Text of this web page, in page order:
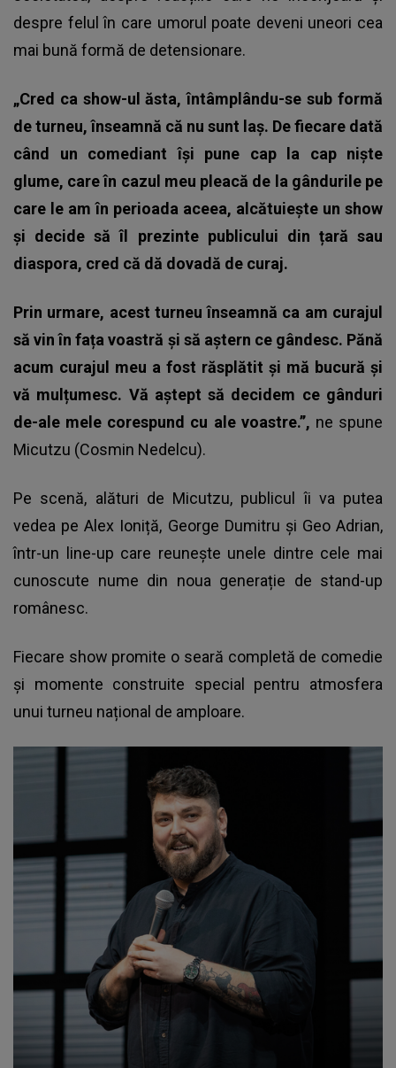
despre felul în care umorul poate deveni uneori cea
mai bună formă de detensionare.
„Cred ca show-ul ăsta, întâmplându-se sub formă
de turneu, înseamnă că nu sunt laș. De fiecare dată
când un comediant își pune cap la cap niște
glume, care în cazul meu pleacă de la gândurile pe
care le am în perioada aceea, alcătuiește un show
și decide să îl prezinte publicului din țară sau
diaspora, cred că dă dovadă de curaj.
Prin urmare, acest turneu înseamnă ca am curajul
să vin în fața voastră și să aștern ce gândesc. Pănă
acum curajul meu a fost răsplătit și mă bucură și
vă mulțumesc. Vă aștept să decidem ce gânduri
de-ale mele corespund cu ale voastre.’’, ne spune
Micutzu (Cosmin Nedelcu).
Pe scenă, alături de Micutzu, publicul îi va putea
vedea pe Alex Ioniță, George Dumitru și Geo Adrian,
într-un line-up care reunește unele dintre cele mai
cunoscute nume din noua generație de stand-up
românesc.
Fiecare show promite o seară completă de comedie
și momente construite special pentru atmosfera
unui turneu național de amploare.